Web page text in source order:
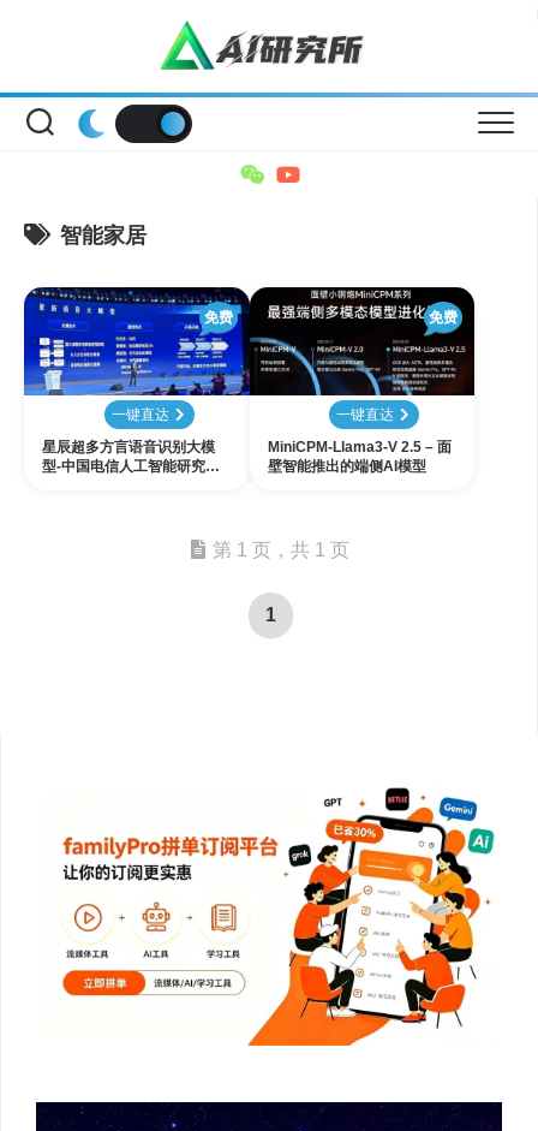
智能家居
免费
一键直达
星辰超多方言语音识别大模
型-中国电信人工智能研究院
免费
一键直达
MiniCPM-Llama3-V 2.5 – 面
壁智能推出的端侧AI模型
第 1 页，共 1 页
1